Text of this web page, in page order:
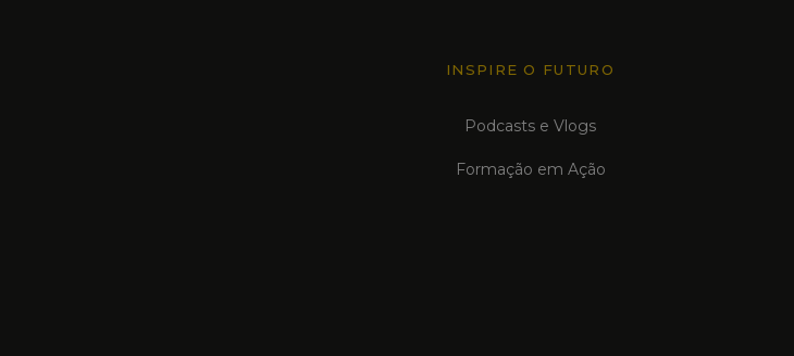
INSPIRE O FUTURO
Podcasts e Vlogs
Formação em Ação